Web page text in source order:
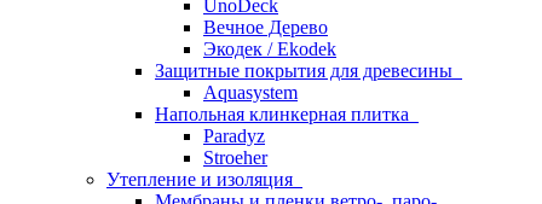
UnoDeck
Вечное Дерево
Экодек / Ekodek
Защитные покрытия для древесины
Aquasystem
Напольная клинкерная плитка
Paradyz
Stroeher
Утепление и изоляция